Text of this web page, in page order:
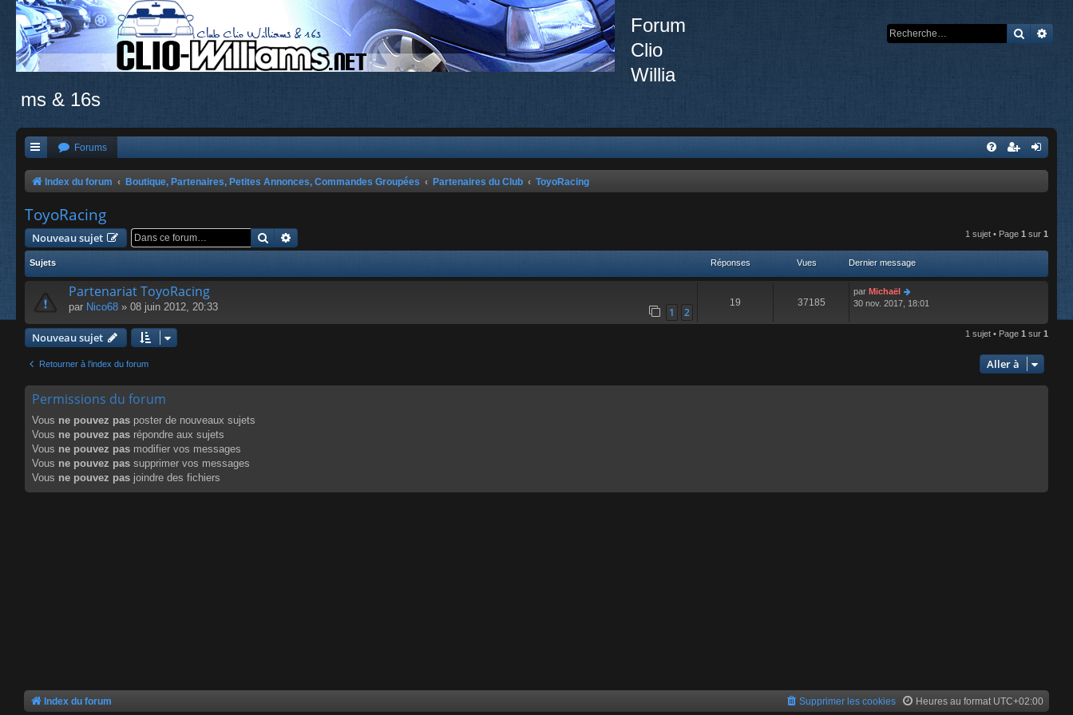
Forum
Clio
Willia
ms & 16s
Forums
Index du forum Boutique, Partenaires, Petites Annonces, Commandes Groupées Partenaires du Club ToyoRacing
ToyoRacing
Nouveau sujet Rechercher 1 sujet • Page 1 sur 1
Sujets Réponses Vues Dernier message
Partenariat ToyoRacing
par Nico68 » 08 juin 2012, 20:33 1 2
19 37185
par Michaël
30 nov. 2017, 18:01
Nouveau sujet 1 sujet • Page 1 sur 1
Retourner à l’index du forum Aller à
Permissions du forum
Vous ne pouvez pas poster de nouveaux sujets
Vous ne pouvez pas répondre aux sujets
Vous ne pouvez pas modifier vos messages
Vous ne pouvez pas supprimer vos messages
Vous ne pouvez pas joindre des fichiers
Index du forum Heures au format UTC+02:00
Supprimer les cookies